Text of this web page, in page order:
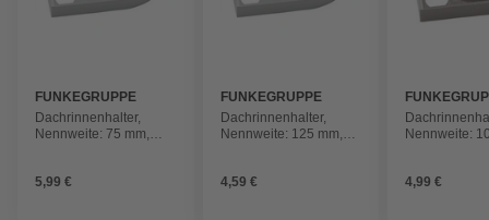
FUNKEGRUPPE
Dachrinnenhalter,
Nennweite: 75 mm,
5,99 €
FUNKEGRUPPE
Dachrinnenhalter,
Nennweite: 125 mm,
4,59 €
Nennweite:
4,99 €